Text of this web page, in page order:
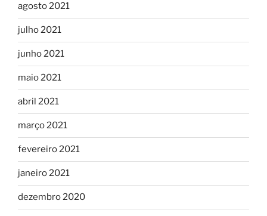
agosto 2021
julho 2021
junho 2021
maio 2021
abril 2021
março 2021
fevereiro 2021
janeiro 2021
dezembro 2020